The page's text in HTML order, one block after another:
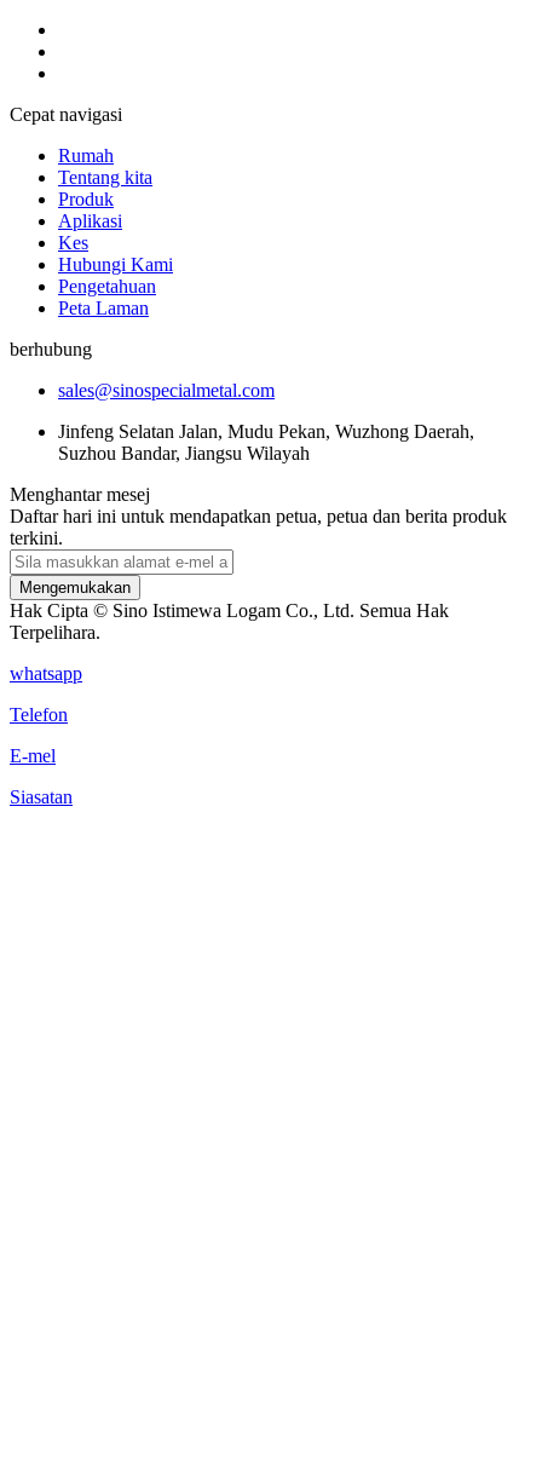
Cepat navigasi
Rumah
Tentang kita
Produk
Aplikasi
Kes
Hubungi Kami
Pengetahuan
Peta Laman
berhubung
sales@sinospecialmetal.com
Jinfeng Selatan Jalan, Mudu Pekan, Wuzhong Daerah,
Suzhou Bandar, Jiangsu Wilayah
Menghantar mesej
Daftar hari ini untuk mendapatkan petua, petua dan berita produk
terkini.
Mengemukakan
Hak Cipta © Sino Istimewa Logam Co., Ltd. Semua Hak
Terpelihara.
whatsapp
Telefon
E-mel
Siasatan